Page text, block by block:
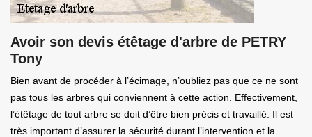
Avoir son devis étêtage d'arbre de PETRY
Tony
Bien avant de procéder à l’écimage, n’oubliez pas que ce ne sont
pas tous les arbres qui conviennent à cette action. Effectivement,
l’étêtage de tout arbre se doit d’être bien précis et travaillé. Il est
très important d’assurer la sécurité durant l’intervention et la